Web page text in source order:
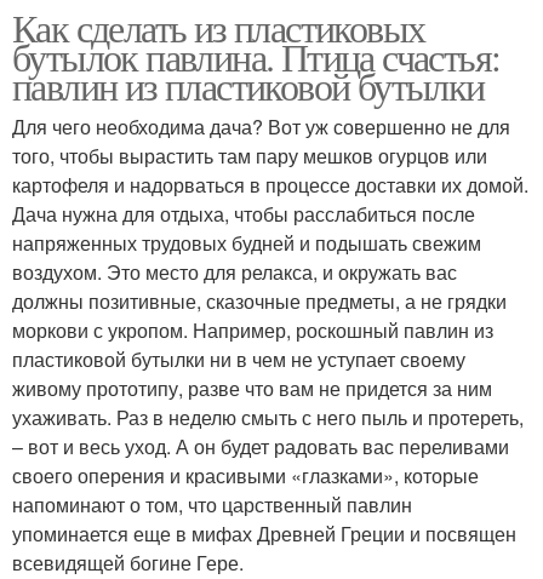
Как сделать из пластиковых
бутылок павлина. Птица счастья:
павлин из пластиковой бутылки
Для чего необходима дача? Вот уж совершенно не для
того, чтобы вырастить там пару мешков огурцов или
картофеля и надорваться в процессе доставки их домой.
Дача нужна для отдыха, чтобы расслабиться после
напряженных трудовых будней и подышать свежим
воздухом. Это место для релакса, и окружать вас
должны позитивные, сказочные предметы, а не грядки
моркови с укропом. Например, роскошный павлин из
пластиковой бутылки ни в чем не уступает своему
живому прототипу, разве что вам не придется за ним
ухаживать. Раз в неделю смыть с него пыль и протереть,
– вот и весь уход. А он будет радовать вас переливами
своего оперения и красивыми «глазками», которые
напоминают о том, что царственный павлин
упоминается еще в мифах Древней Греции и посвящен
всевидящей богине Гере.